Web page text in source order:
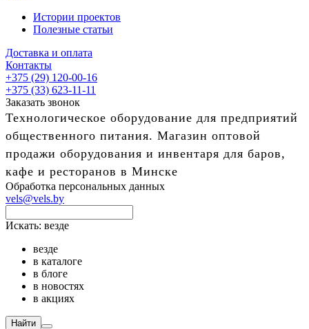
Истории проектов
Полезные статьи
Доставка и оплата
Контакты
+375 (29) 120-00-16
+375 (33) 623-11-11
Заказать звонок
Технологическое оборудование для предприятий
общественного питания. Магазин оптовой
продажи оборудования и инвентаря для баров,
кафе и ресторанов в Минске
Обработка персональных данных
vels@vels.by
Искать: везде
везде
в каталоге
в блоге
в новостях
в акциях
Найти